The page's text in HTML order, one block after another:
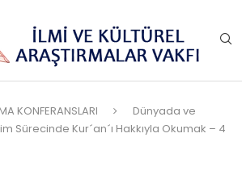
KONFERANSLARI
Dünyada ve
Sürecinde Kur´an´ı Hakkıyla Okumak – 4